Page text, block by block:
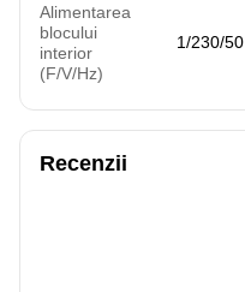
Alimentarea
blocului
interior
(F/V/Hz)
1/230/50
Recenzii